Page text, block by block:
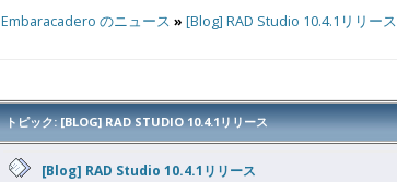
Embaracadero のニュース » [Blog] RAD Studio 10.4.1リリース
トピック: [BLOG] RAD STUDIO 10.4.1リリース
[Blog] RAD Studio 10.4.1リリース